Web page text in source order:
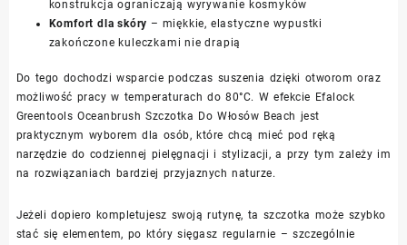
konstrukcja ograniczają wyrywanie kosmyków
Komfort dla skóry – miękkie, elastyczne wypustki
zakończone kuleczkami nie drapią
Do tego dochodzi wsparcie podczas suszenia dzięki otworom oraz
możliwość pracy w temperaturach do 80°C. W efekcie Efalock
Greentools Oceanbrush Szczotka Do Włosów Beach jest
praktycznym wyborem dla osób, które chcą mieć pod ręką
narzędzie do codziennej pielęgnacji i stylizacji, a przy tym zależy im
na rozwiązaniach bardziej przyjaznych naturze.
Jeżeli dopiero kompletujesz swoją rutynę, ta szczotka może szybko
stać się elementem, po który sięgasz regularnie – szczególnie